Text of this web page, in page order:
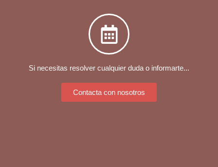
Si necesitas resolver cualquier duda o informarte...
Contacta con nosotros